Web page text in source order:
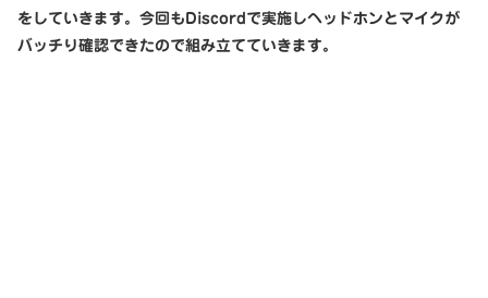
をしていきます。今回もDiscordで実施しヘッドホンとマイクが
バッチり確認できたので組み立てていきます。